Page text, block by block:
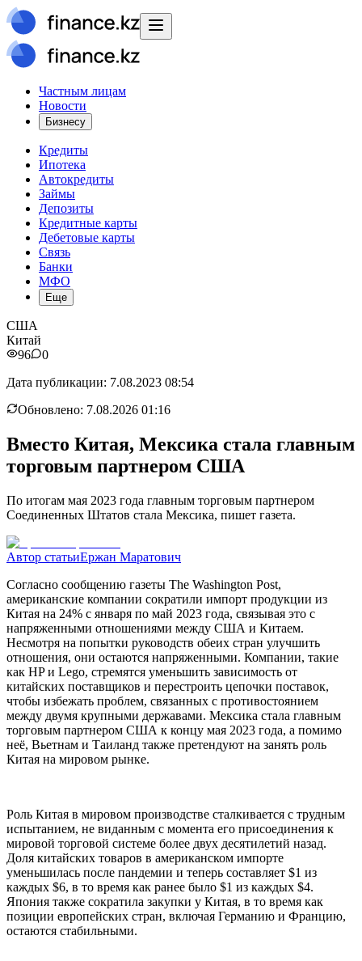
Частным лицам
Новости
Бизнесу
Кредиты
Ипотека
Автокредиты
Займы
Депозиты
Кредитные карты
Дебетовые карты
Связь
Банки
МФО
Еще
США
Китай
96
0
Дата публикации: 7.08.2023 08:54
Обновлено: 7.08.2026 01:16
Вместо Китая, Мексика стала главным
торговым партнером США
По итогам мая 2023 года главным торговым партнером
Соединенных Штатов стала Мексика, пишет газета.
Автор статьиЕржан Маратович
Согласно сообщению газеты The Washington Post,
американские компании сократили импорт продукции из
Китая на 24% с января по май 2023 года, связывая это с
напряженными отношениями между США и Китаем.
Несмотря на попытки руководств обеих стран улучшить
отношения, они остаются напряженными. Компании, такие
как HP и Lego, стремятся уменьшить зависимость от
китайских поставщиков и перестроить цепочки поставок,
чтобы избежать проблем, связанных с противостоянием
между двумя крупными державами. Мексика стала главным
торговым партнером США к концу мая 2023 года, а помимо
неё, Вьетнам и Таиланд также претендуют на занять роль
Китая на мировом рынке.
Роль Китая в мировом производстве сталкивается с трудным
испытанием, не виданным с момента его присоединения к
мировой торговой системе более двух десятилетий назад.
Доля китайских товаров в американском импорте
уменьшилась после пандемии и теперь составляет $1 из
каждых $6, в то время как ранее было $1 из каждых $4.
Япония также сократила закупки у Китая, в то время как
позиции европейских стран, включая Германию и Францию,
остаются стабильными.